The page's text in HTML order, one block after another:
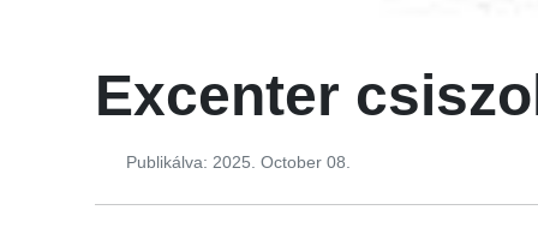
Excenter
Publikálva: 2025. October 08.